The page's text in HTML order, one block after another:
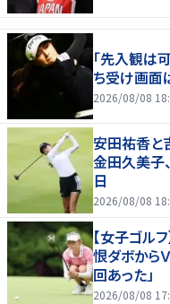
「先入観は
ち受け画面
2026/08/08
安田祐香と
金田久美子
日
2026/08/08
【女子ゴル
恨ダボから
回あった」
2026/08/08